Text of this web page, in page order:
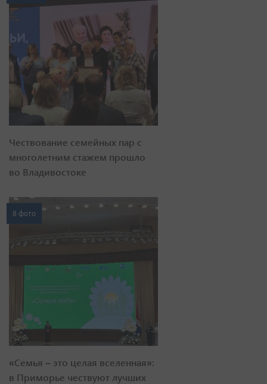
Чествование семейных пар с
многолетним стажем прошло
во Владивостоке
8 фото
«Семья – это целая вселенная»:
в Приморье чествуют лучших